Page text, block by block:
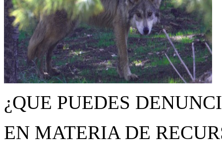
¿QUE PUEDES
EN MATERIA DE